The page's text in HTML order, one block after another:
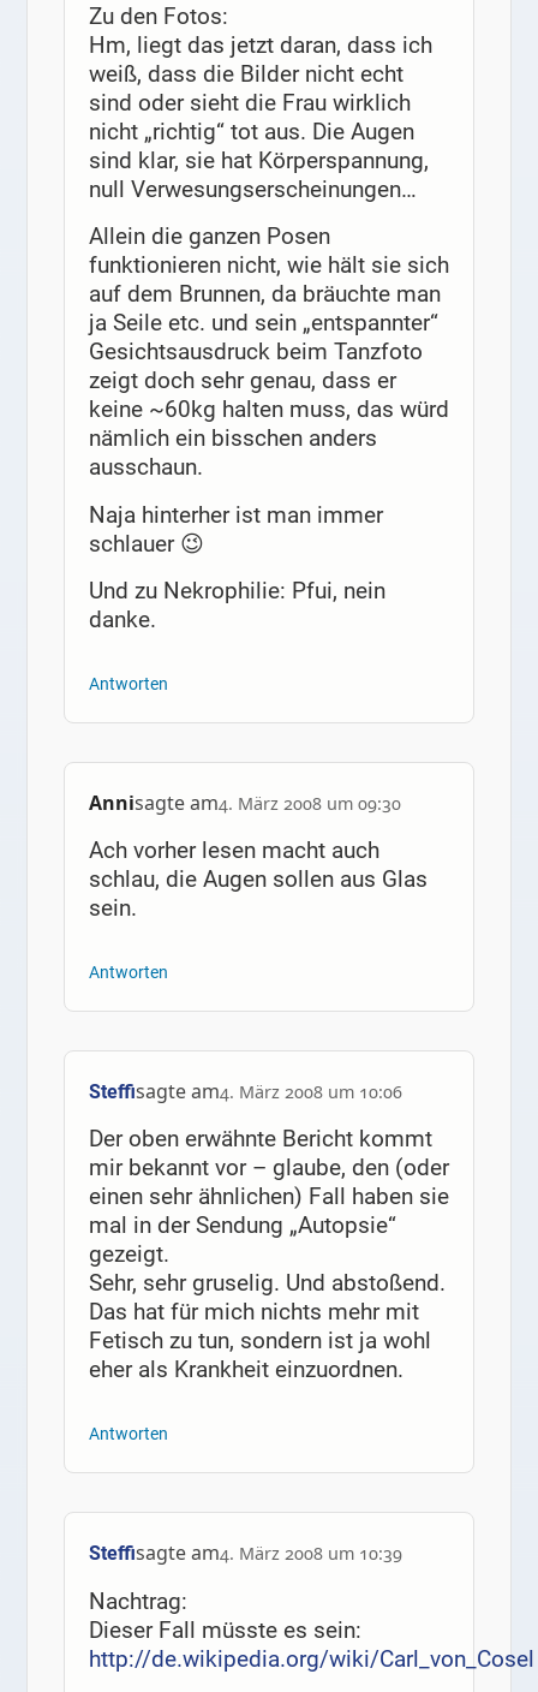
Zu den Fotos:
Hm, liegt das jetzt daran, dass ich
weiß, dass die Bilder nicht echt
sind oder sieht die Frau wirklich
nicht „richtig“ tot aus. Die Augen
sind klar, sie hat Körperspannung,
null Verwesungserscheinungen…
Allein die ganzen Posen
funktionieren nicht, wie hält sie sich
auf dem Brunnen, da bräuchte man
ja Seile etc. und sein „entspannter“
Gesichtsausdruck beim Tanzfoto
zeigt doch sehr genau, dass er
keine ~60kg halten muss, das würd
nämlich ein bisschen anders
ausschaun.
Naja hinterher ist man immer
schlauer 😉
Und zu Nekrophilie: Pfui, nein
danke.
Antworten
Annisagte am4. März 2008 um 09:30
Ach vorher lesen macht auch
schlau, die Augen sollen aus Glas
sein.
Antworten
Steffisagte am4. März 2008 um 10:06
Der oben erwähnte Bericht kommt
mir bekannt vor – glaube, den (oder
einen sehr ähnlichen) Fall haben sie
mal in der Sendung „Autopsie“
gezeigt.
Sehr, sehr gruselig. Und abstoßend.
Das hat für mich nichts mehr mit
Fetisch zu tun, sondern ist ja wohl
eher als Krankheit einzuordnen.
Antworten
Steffisagte am4. März 2008 um 10:39
Nachtrag:
Dieser Fall müsste es sein:
http://de.wikipedia.org/wiki/Carl_von_Cosel